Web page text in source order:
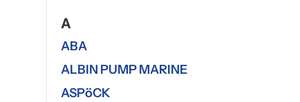
A
ABA
ALBIN PUMP MARINE
ASPöCK